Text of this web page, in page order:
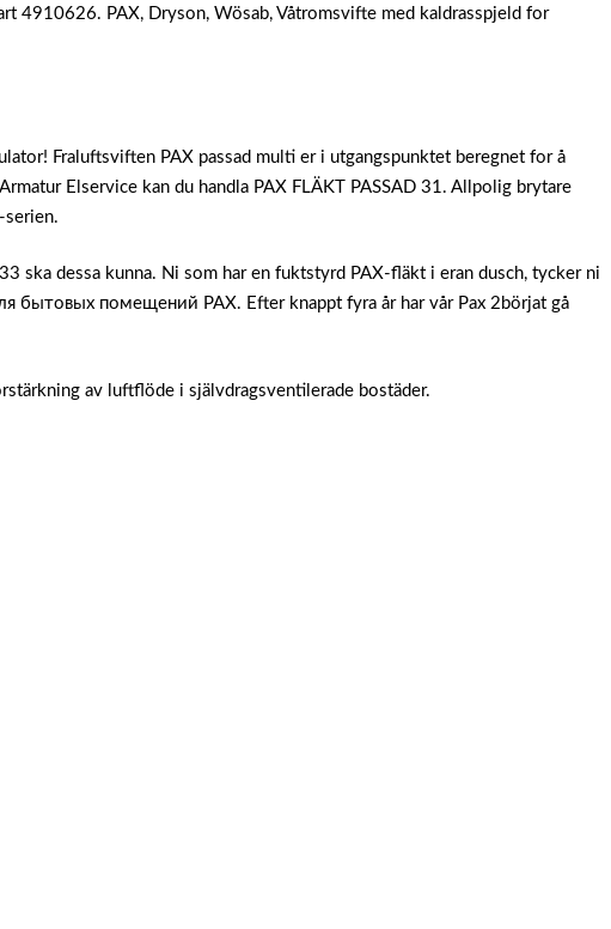
4910626. PAX, Dryson, Wösab, Våtromsvifte med kaldrasspjeld for
Fraluftsviften PAX passad multi er i utgangspunktet beregnet for å
Elservice kan du handla PAX FLÄKT PASSAD 31. Allpolig brytare
serien.
ska dessa kunna. Ni som har en fuktstyrd PAX-fläkt i eran dusch, tycker ni
бытовых помещений PAX. Efter knappt fyra år har vår Pax 2börjat gå
av luftflöde i självdragsventilerade bostäder.